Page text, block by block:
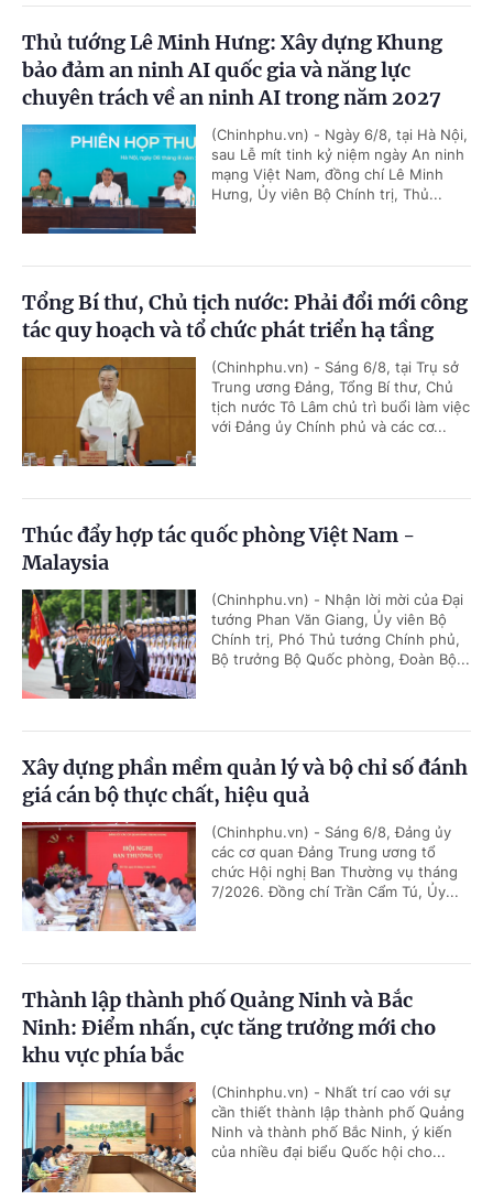
Thủ tướng Lê Minh Hưng: Xây dựng Khung
bảo đảm an ninh AI quốc gia và năng lực
chuyên trách về an ninh AI trong năm 2027
(Chinhphu.vn) - Ngày 6/8, tại Hà Nội,
sau Lễ mít tinh kỷ niệm ngày An ninh
mạng Việt Nam, đồng chí Lê Minh
Hưng, Ủy viên Bộ Chính trị, Thủ...
Tổng Bí thư, Chủ tịch nước: Phải đổi mới công
tác quy hoạch và tổ chức phát triển hạ tầng
(Chinhphu.vn) - Sáng 6/8, tại Trụ sở
Trung ương Đảng, Tổng Bí thư, Chủ
tịch nước Tô Lâm chủ trì buổi làm việc
với Đảng ủy Chính phủ và các cơ...
Thúc đẩy hợp tác quốc phòng Việt Nam -
Malaysia
(Chinhphu.vn) - Nhận lời mời của Đại
tướng Phan Văn Giang, Ủy viên Bộ
Chính trị, Phó Thủ tướng Chính phủ,
Bộ trưởng Bộ Quốc phòng, Đoàn Bộ...
Xây dựng phần mềm quản lý và bộ chỉ số đánh
giá cán bộ thực chất, hiệu quả
(Chinhphu.vn) - Sáng 6/8, Đảng ủy
các cơ quan Đảng Trung ương tổ
chức Hội nghị Ban Thường vụ tháng
7/2026. Đồng chí Trần Cẩm Tú, Ủy...
Thành lập thành phố Quảng Ninh và Bắc
Ninh: Điểm nhấn, cực tăng trưởng mới cho
khu vực phía bắc
(Chinhphu.vn) - Nhất trí cao với sự
cần thiết thành lập thành phố Quảng
Ninh và thành phố Bắc Ninh, ý kiến
của nhiều đại biểu Quốc hội cho...